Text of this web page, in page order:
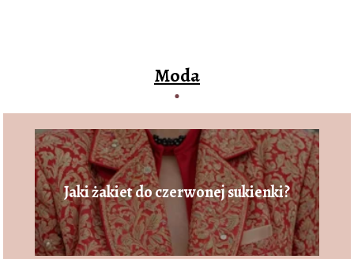
Moda
Jaki żakiet do czerwonej sukienki?